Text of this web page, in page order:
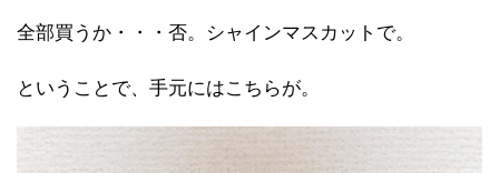
全部買うか・・・否。シャインマスカットで。
ということで、手元にはこちらが。